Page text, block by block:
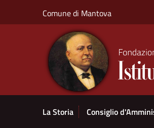
Comune di Mantova
La Storia Consiglio